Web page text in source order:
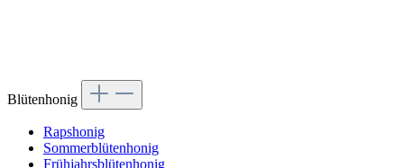
Blütenhonig
Rapshonig
Sommerblütenhonig
Frühjahrsblütenhonig